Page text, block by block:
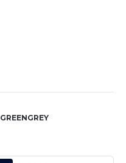
GREENGREY